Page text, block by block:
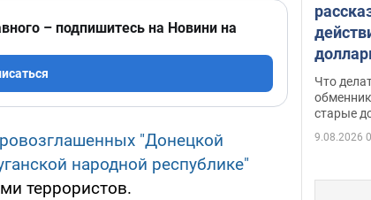
– подпишитесь на Новини на
"Донецкой
народной республике"
террористов.
такие
Что
старые
9.08.2026